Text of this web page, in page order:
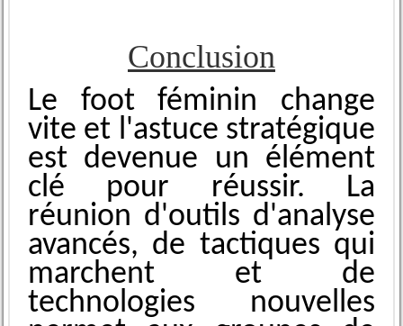
Conclusion
Le foot féminin change
vite et l'astuce stratégique
est devenue un élément
clé pour réussir. La
réunion d'outils d'analyse
avancés, de tactiques qui
marchent et de
technologies nouvell͏es